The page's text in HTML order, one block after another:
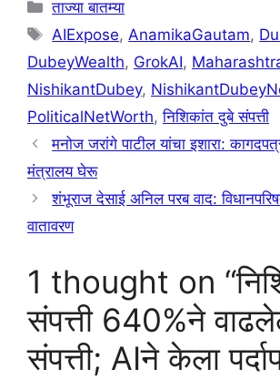
ताज्या बातम्या
Tags
AIExpose, AnamikaGautam,
DubeyWealth, GrokAI,
NishikantDubey,
PoliticalNetWorth,निशिकांत दुबे संपत्ती
मनोज जरांगे पाटील यांचा इशारा:
मंत्रालय घेरू
शंभूराज देसाई अनिल परब वाद:
वातावरण
1 thought on
संपत्ती 640%ने
संपत्ती; AIने केला